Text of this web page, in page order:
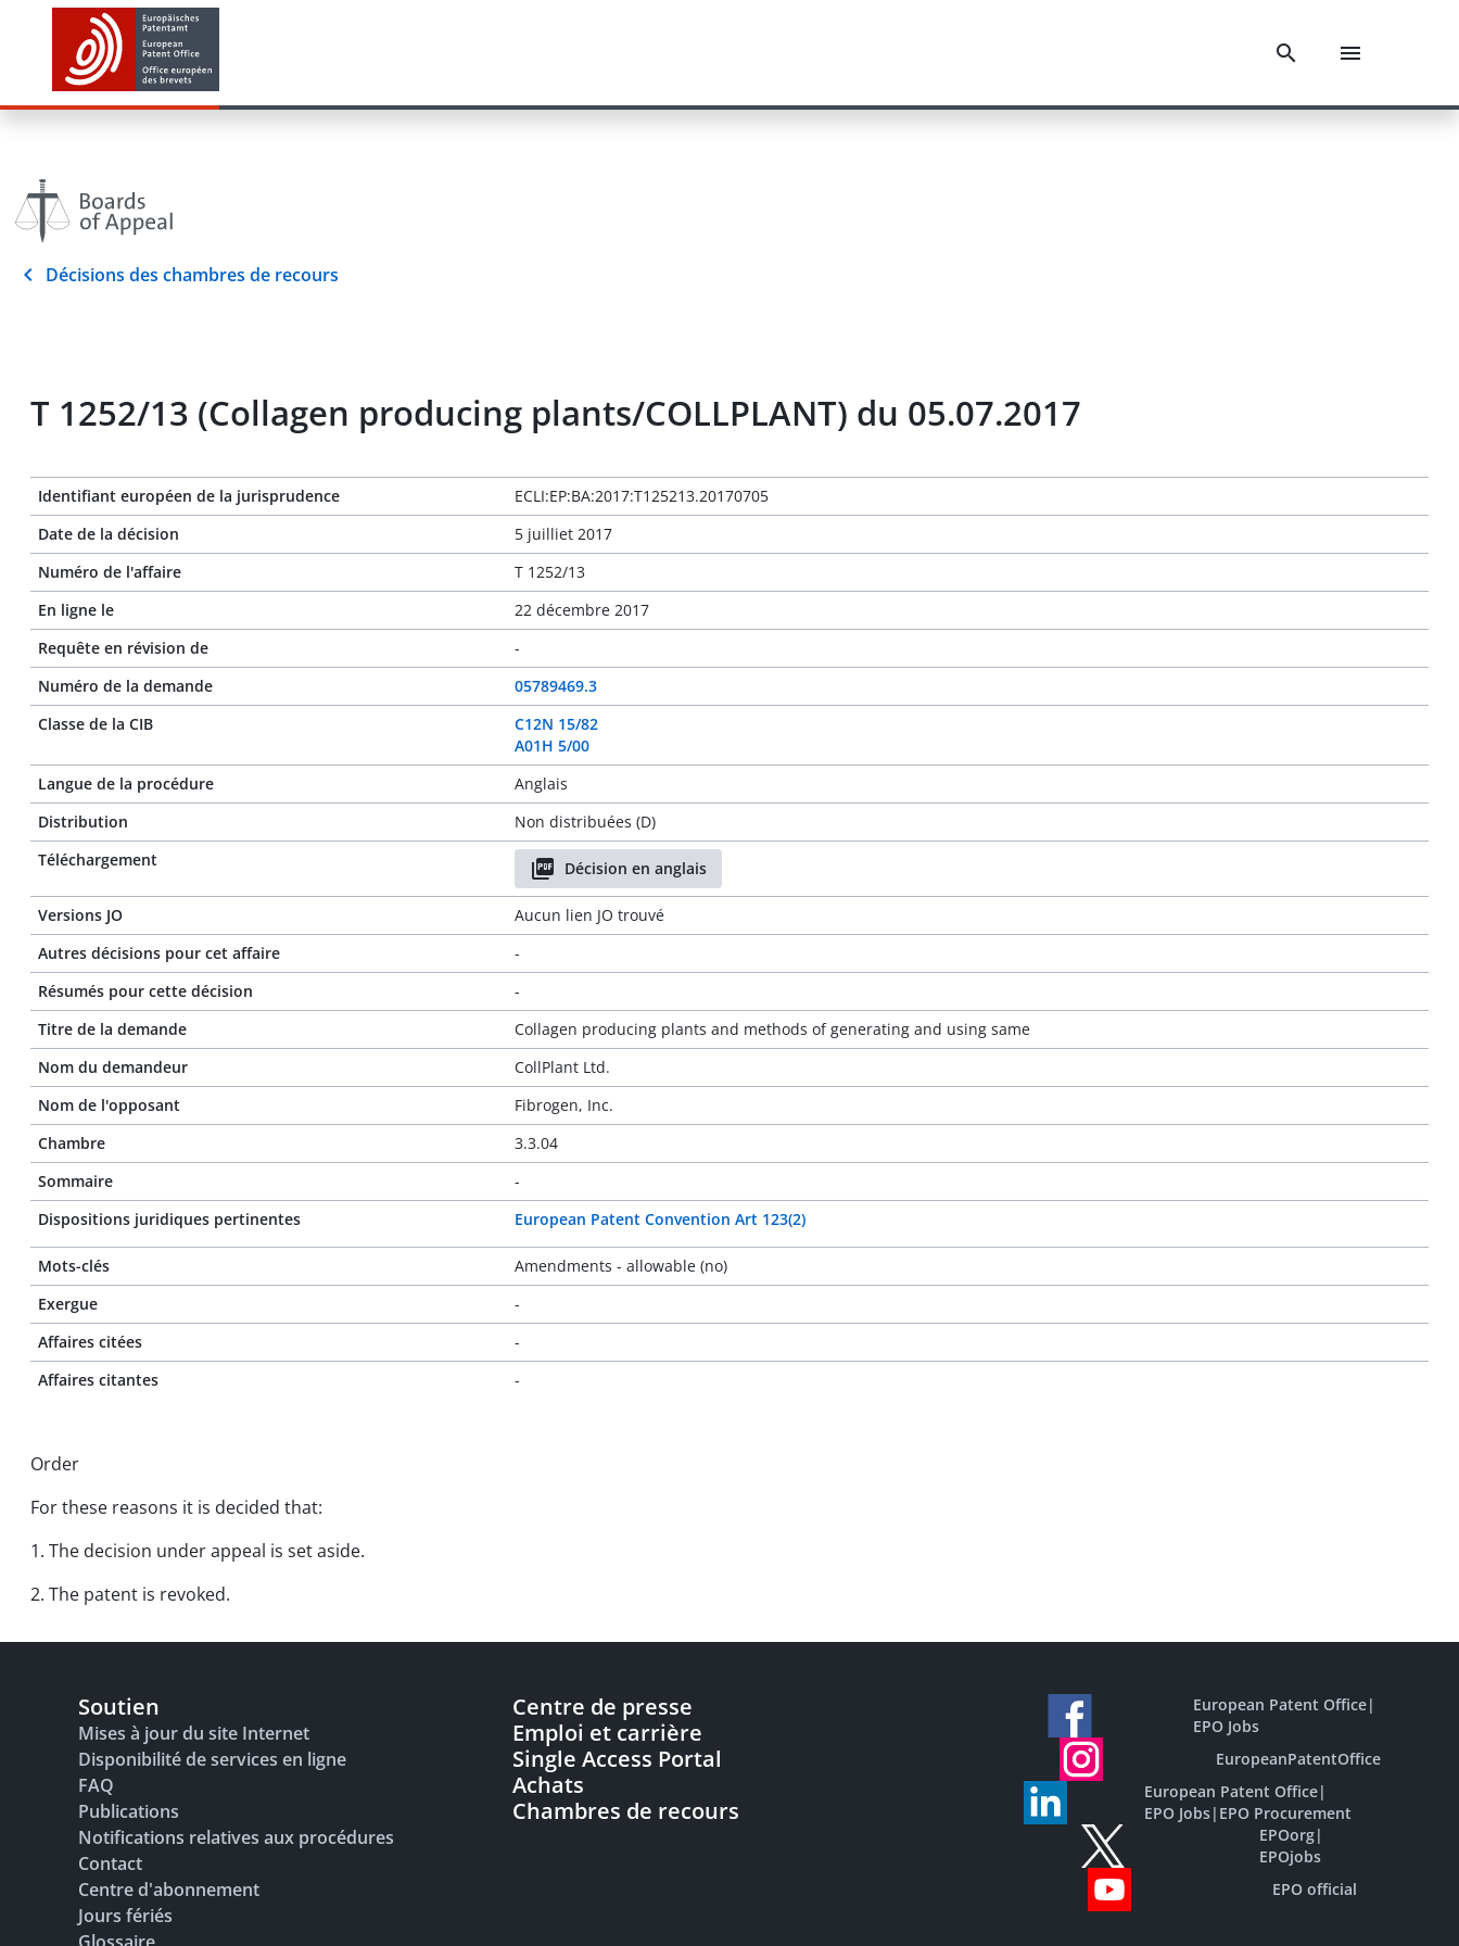
Décisions des chambres de recours
T 1252/13 (Collagen producing plants/COLLPLANT) du 05.07.2017
Identifiant européen de la jurisprudence
ECLI:EP:BA:2017:T125213.20170705
Date de la décision
5 juilliet 2017
Numéro de l'affaire
T 1252/13
En ligne le
22 décembre 2017
Requête en révision de
-
Numéro de la demande
05789469.3
Classe de la CIB
C12N 15/82
A01H 5/00
Langue de la procédure
Anglais
Distribution
Non distribuées (D)
Téléchargement
Décision en anglais
Versions JO
Aucun lien JO trouvé
Autres décisions pour cet affaire
-
Résumés pour cette décision
-
Titre de la demande
Collagen producing plants and methods of generating and using same
Nom du demandeur
CollPlant Ltd.
Nom de l'opposant
Fibrogen, Inc.
Chambre
3.3.04
Sommaire
-
Dispositions juridiques pertinentes
European Patent Convention Art 123(2)
Mots-clés
Amendments - allowable (no)
Exergue
-
Affaires citées
-
Affaires citantes
-
Order
For these reasons it is decided that:
1. The decision under appeal is set aside.
2. The patent is revoked.
Soutien
Mises à jour du site Internet
Disponibilité de services en ligne
FAQ
Publications
Notifications relatives aux procédures
Contact
Centre d'abonnement
Jours fériés
Centre de presse
Emploi et carrière
Single Access Portal
Achats
Chambres de recours
European Patent Office|
EPO Jobs
EuropeanPatentOffice
European Patent Office|
EPO Jobs| EPO Procurement
EPOorg|
EPOjobs
EPO official